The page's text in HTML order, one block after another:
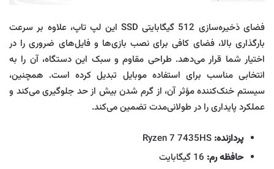
فضای ذخیره‌سازی 512 گیگابایتی SSD این لپ‌ تاپ، علاوه بر سرعت
بارگذاری بالا، فضای کافی برای نصب بازی‌ها و فایل‌های ضروری را در
اختیار شما قرار می‌دهد. طراحی مقاوم و سبک این دستگاه، آن را به
انتخابی مناسب برای استفاده موبایل تبدیل کرده است. همچنین،
سیستم خنک‌کننده مؤثر آن، از گرم شدن بیش از حد جلوگیری می‌کند و
عملکرد پایداری را در طولانی‌مدت تضمین می‌کند.
پردازنده:
حافظه رم: